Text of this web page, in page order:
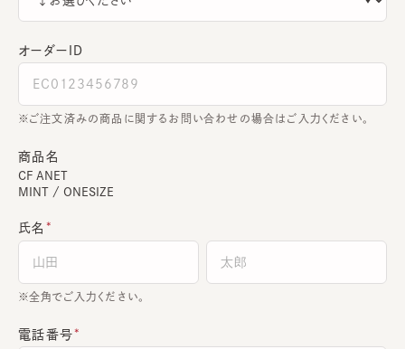
オーダーＩＤ
ご注文済みの商品に関するお問い合わせの場合はご入力ください。
商品名
CF ANET
MINT / ONESIZE
氏名
全角でご入力ください。
電話番号